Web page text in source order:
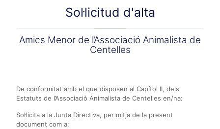
Sol·licitud d'alta
Amics Menor de l’Associació Animalista de
Centelles
De conformitat amb el que disposen al Capítol II, dels
Estatuts de l’Associació Animalista de Centelles en/na:
Sol·licita a la Junta Directiva, per mitja de la present
document com a: